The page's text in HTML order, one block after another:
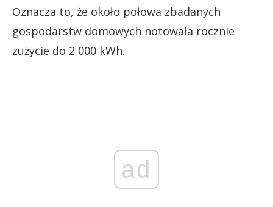
Oznacza to, że około połowa zbadanych
gospodarstw domowych notowała rocznie
zużycie do 2 000 kWh.
ad